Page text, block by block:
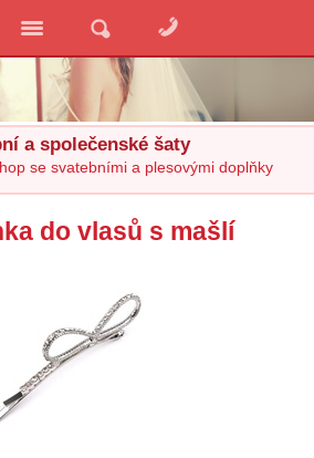
a společenské šaty
se svatebními a plesovými doplňky
do vlasů s mašlí